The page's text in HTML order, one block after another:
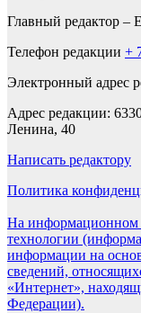
Главный редактор –
Телефон редакции +
Электронный адрес
Адрес редакции:
Ленина, 40
Написать редактору
Политика
На информационном
технологии
информации на
сведений,
«Интернет»,
Федерации).